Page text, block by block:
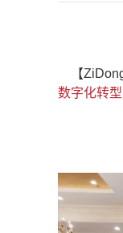
【
数字化转型